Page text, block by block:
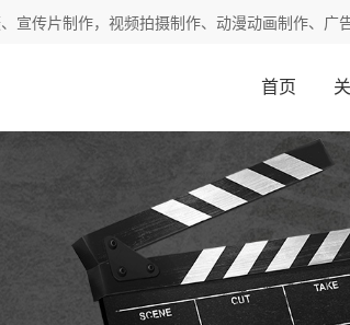
宣传片制作，视频拍摄制作、动漫动画制作、广
首页